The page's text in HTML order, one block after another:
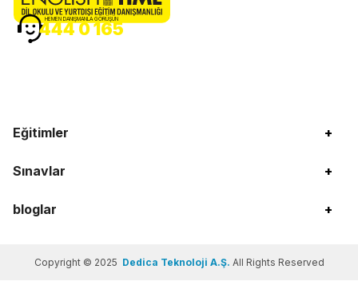
Eğitimler +
Sınavlar +
bloglar +
HEMEN DANIŞMANLA GÖRÜŞÜN
444 0 165
Copyright © 2025 Dedica Teknoloji A.Ş. All Rights Reserved